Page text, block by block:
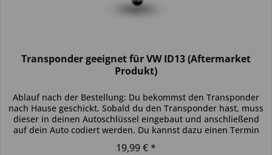
Transponder geeignet für VW ID13 (Aftermarket
Produkt)
Ablauf nach der Bestellung: Du bekommst den Transponder
nach Hause geschickt. Sobald du den Transponder hast, muss
dieser in deinen Autoschlüssel eingebaut und anschließend
auf dein Auto codiert werden. Du kannst dazu einen Termin
19,99 € *